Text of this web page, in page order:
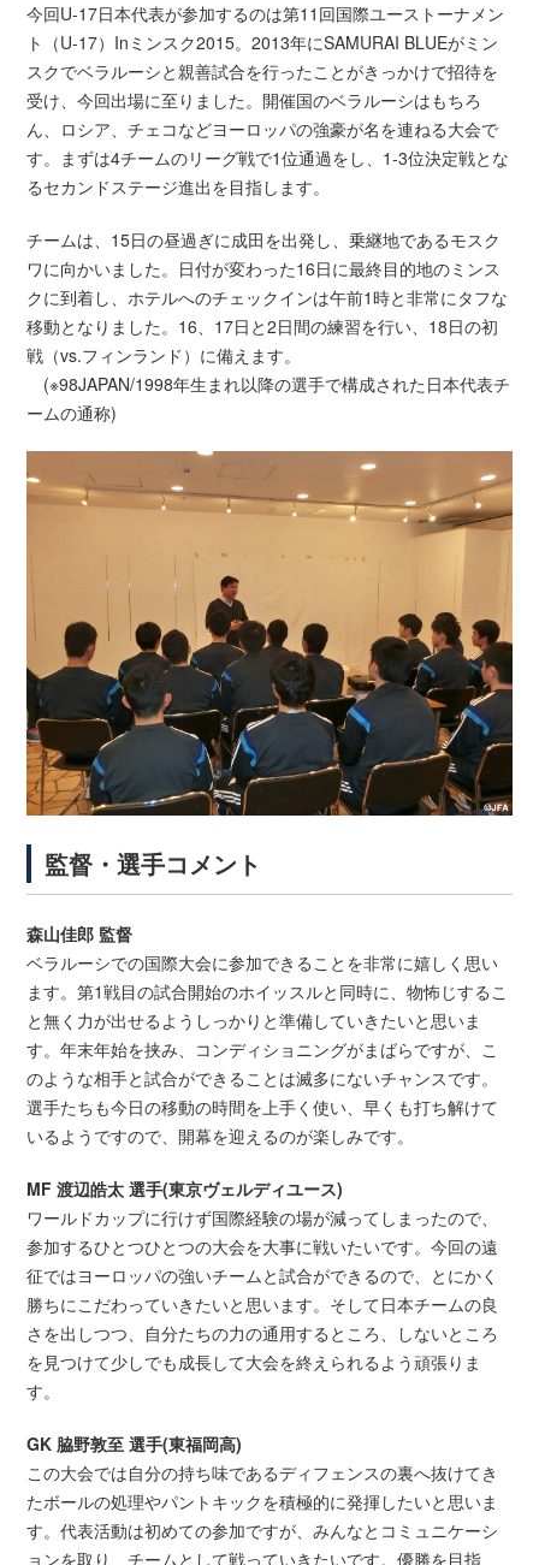
今回U-17日本代表が参加するのは第11回国際ユーストーナメン
ト（U-17）Inミンスク2015。2013年にSAMURAI BLUEがミン
スクでベラルーシと親善試合を行ったことがきっかけで招待を
受け、今回出場に至りました。開催国のベラルーシはもちろ
ん、ロシア、チェコなどヨーロッパの強豪が名を連ねる大会で
す。まずは4チームのリーグ戦で1位通過をし、1-3位決定戦とな
るセカンドステージ進出を目指します。
チームは、15日の昼過ぎに成田を出発し、乗継地であるモスク
ワに向かいました。日付が変わった16日に最終目的地のミンス
クに到着し、ホテルへのチェックインは午前1時と非常にタフな
移動となりました。16、17日と2日間の練習を行い、18日の初
戦（vs.フィンランド）に備えます。
(※98JAPAN/1998年生まれ以降の選手で構成された日本代表チ
ームの通称)
監督・選手コメント
森山佳郎 監督
ベラルーシでの国際大会に参加できることを非常に嬉しく思い
ます。第1戦目の試合開始のホイッスルと同時に、物怖じするこ
と無く力が出せるようしっかりと準備していきたいと思いま
す。年末年始を挟み、コンディショニングがまばらですが、こ
のような相手と試合ができることは滅多にないチャンスです。
選手たちも今日の移動の時間を上手く使い、早くも打ち解けて
いるようですので、開幕を迎えるのが楽しみです。
MF 渡辺皓太 選手(東京ヴェルディユース)
ワールドカップに行けず国際経験の場が減ってしまったので、
参加するひとつひとつの大会を大事に戦いたいです。今回の遠
征ではヨーロッパの強いチームと試合ができるので、とにかく
勝ちにこだわっていきたいと思います。そして日本チームの良
さを出しつつ、自分たちの力の通用するところ、しないところ
を見つけて少しでも成長して大会を終えられるよう頑張りま
す。
GK 脇野敦至 選手(東福岡高)
この大会では自分の持ち味であるディフェンスの裏へ抜けてき
たボールの処理やパントキックを積極的に発揮したいと思いま
す。代表活動は初めての参加ですが、みんなとコミュニケーシ
ョンを取り、チームとして戦っていきたいです。優勝を目指